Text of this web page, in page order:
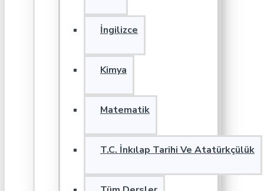
İngilizce
Kimya
Matematik
T.C. İnkılap Tarihi Ve Atatürkçülük